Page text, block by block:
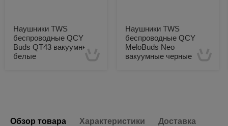
Наушники TWS
беспроводные QCY
Buds QT43 вакуумные
белые
Наушники TWS
беспроводные QCY
MeloBuds Neo
вакуумные черные
Обзор товара Характеристики Доставка